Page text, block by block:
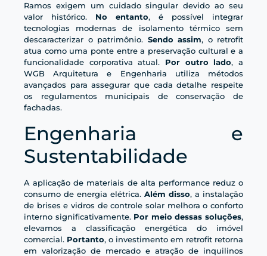
Ramos exigem um cuidado singular devido ao seu
valor histórico. No entanto, é possível integrar
tecnologias modernas de isolamento térmico sem
descaracterizar o patrimônio. Sendo assim, o retrofit
atua como uma ponte entre a preservação cultural e a
funcionalidade corporativa atual. Por outro lado, a
WGB Arquitetura e Engenharia utiliza métodos
avançados para assegurar que cada detalhe respeite
os regulamentos municipais de conservação de
fachadas.
Engenharia e
Sustentabilidade
A aplicação de materiais de alta performance reduz o
consumo de energia elétrica. Além disso, a instalação
de brises e vidros de controle solar melhora o conforto
interno significativamente. Por meio dessas soluções,
elevamos a classificação energética do imóvel
comercial. Portanto, o investimento em retrofit retorna
em valorização de mercado e atração de inquilinos